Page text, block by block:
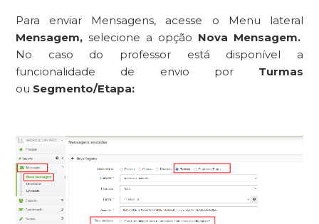
Para enviar Mensagens, acesse o Menu lateral
Mensagem,selecione a opção Nova Mensagem.
No caso do professor está disponível a
funcionalidade de envio por Turmas
ou Segmento/Etapa: